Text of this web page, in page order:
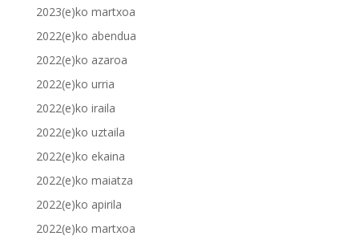
2023(e)ko martxoa
2022(e)ko abendua
2022(e)ko azaroa
2022(e)ko urria
2022(e)ko iraila
2022(e)ko uztaila
2022(e)ko ekaina
2022(e)ko maiatza
2022(e)ko apirila
2022(e)ko martxoa